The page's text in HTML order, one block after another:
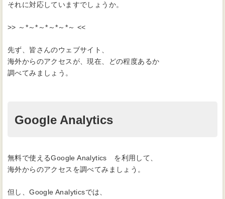
それに対応していますでしょうか。
>> ～*～*～*～*～*～ <<
先ず、皆さんのウェブサイト、
海外からのアクセスが、現在、どの程度あるか
調べてみましょう。
Google Analytics
無料で使えるGoogle Analytics を利用して、
海外からのアクセスを調べてみましょう。
但し、Google Analyticsでは、